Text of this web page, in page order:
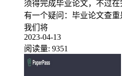
须得完成毕业论文，不过
有一个疑问：毕业论文查重
我们将
2023-04-13
阅读量: 9351